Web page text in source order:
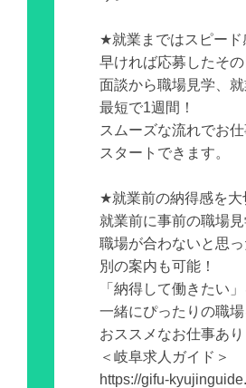
★就業まではスピード
早ければ応募したそ
面談から職場見学、
最短で1週間！
スムーズな流れでお
スタートできます。
★就業前の納得感を大
就業前に事前の職場見
職場が合わないと思っ
別の案内も可能！
「納得して働きたい」
一緒にぴったりの職
おススメなお仕事あ
＜岐阜求人ガイド＞
https://gifu-